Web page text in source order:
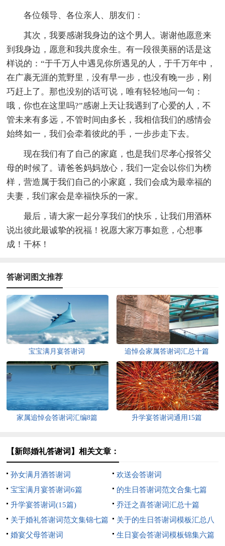
各位领导、各位亲人、朋友们：
其次，我要感谢我身边的这个男人。谢谢他愿意来
到我身边，愿意和我共度余生。有一段很美丽的话是这
样说的：“于千万人中遇见你所遇见的人，于千万年中，
在广裹无涯的荒野里，没有早一步，也没有晚一步，刚
巧赶上了。那也没别的话可说，唯有轻轻地问一句：
哦，你也在这里吗?”感谢上天让我遇到了心爱的人，不
管未来有多远，不管时间由多长，我相信我们的感情会
始终如一，我们会牵着彼此的手，一步步走下去。
现在我们有了自己的家庭，也是我们尽孝心报答父
母的时候了。请爸爸妈妈放心，我们一定会以你们为榜
样，营造属于我们自己的小家庭，我们会成为最幸福的
夫妻，我们家会是幸福快乐的一家。
最后，请大家一起分享我们的快乐，让我们用酒杯
说出彼此最诚挚的祝福！祝愿大家万事如意，心想事
成！干杯！
答谢词图文推荐
宝宝满月宴答谢词 追悼会家属答谢词汇总十篇
家属追悼会答谢词汇编8篇 升学宴答谢词通用15篇
【新郎婚礼答谢词】相关文章：
孙女满月酒答谢词
欢送会答谢词
宝宝满月宴答谢词6篇
的生日答谢词范文合集七篇
升学宴答谢词(15篇)
乔迁之喜答谢词汇总十篇
关于婚礼答谢词范文集锦七篇
关于的生日答谢词模板汇总八
篇
婚宴父母答谢词
生日宴会答谢词模板锦集六篇